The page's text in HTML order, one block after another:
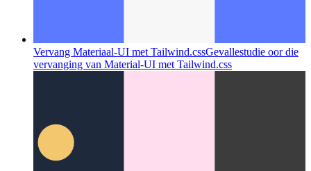
Vervang Materiaal-UI met Tailwind.css